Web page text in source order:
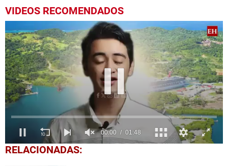
VIDEOS RECOMENDADOS
0
seconds
RELACIONADAS: